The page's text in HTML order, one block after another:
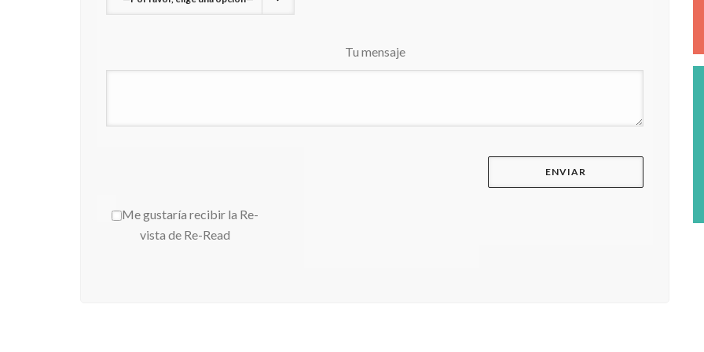
Tu mensaje
Me gustaría recibir la Re-
vista de Re-Read